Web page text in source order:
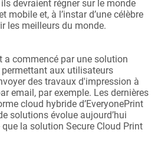
devraient régner sur le monde
mobile et, à l’instar d’une célèbre
les meilleurs du monde.
a commencé par une solution
aux utilisateurs
des travaux d'impression à
email, par exemple. Les dernières
cloud hybride d’EveryonePrint
solutions évolue aujourd’hui
la solution Secure Cloud Print